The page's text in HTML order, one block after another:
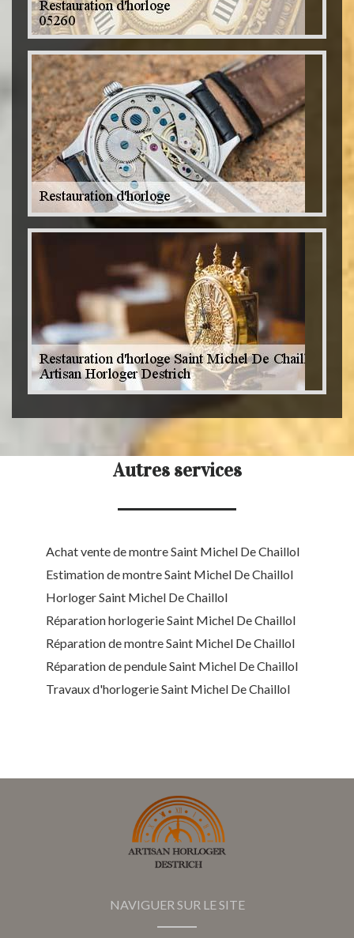
Autres services
Achat vente de montre Saint Michel De Chaillol
Estimation de montre Saint Michel De Chaillol
Horloger Saint Michel De Chaillol
Réparation horlogerie Saint Michel De Chaillol
Réparation de montre Saint Michel De Chaillol
Réparation de pendule Saint Michel De Chaillol
Travaux d'horlogerie Saint Michel De Chaillol
NAVIGUER SUR LE SITE